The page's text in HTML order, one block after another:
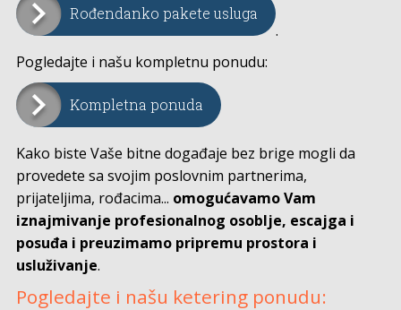
Rođendanko pakete usluga
.
Pogledajte i našu kompletnu ponudu:
Kompletna ponuda
Kako biste Vaše bitne događaje bez brige mogli da
provedete sa svojim poslovnim partnerima,
prijateljima, rođacima... omogućavamo Vam
iznajmivanje profesionalnog osoblje, escajga i
posuđa i preuzimamo pripremu prostora i
usluživanje.
Pogledajte i našu ketering ponudu: